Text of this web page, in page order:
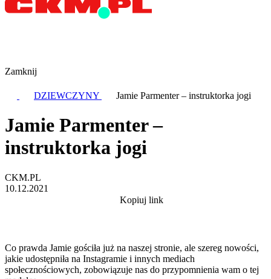
Zamknij
DZIEWCZYNY Jamie Parmenter – instruktorka jogi
Jamie Parmenter –
instruktorka jogi
CKM.PL
10.12.2021
Kopiuj link
Co prawda Jamie gościła już na naszej stronie, ale szereg nowości,
jakie udostępniła na Instagramie i innych mediach
społecznościowych, zobowiązuje nas do przypomnienia wam o tej